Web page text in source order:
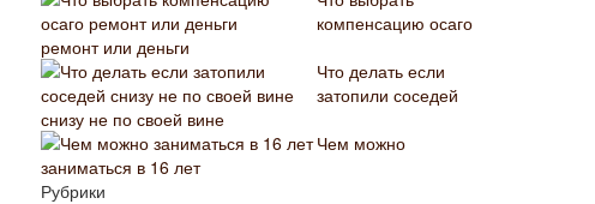
компенсацию осаго
ремонт или деньги
Что делать если
затопили соседей
снизу не по своей вине
Чем можно
заниматься в 16 лет
Рубрики